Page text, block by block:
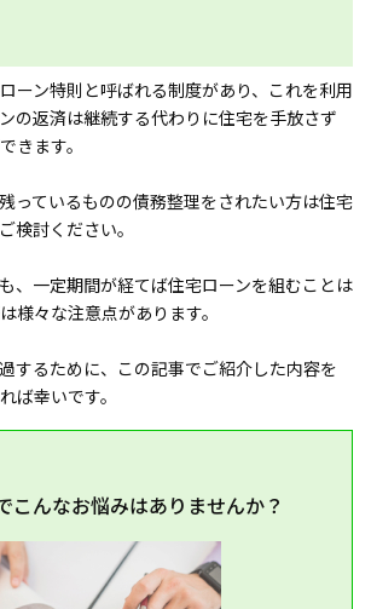
ーン特則と呼ばれる制度があり、これを利用
の返済は継続する代わりに住宅を手放さず
きます。
っているものの債務整理をされたい方は住宅
検討ください。
、一定期間が経てば住宅ローンを組むことは
様々な注意点があります。
するために、この記事でご紹介した内容を
ば幸いです。
こんなお悩みはありませんか？